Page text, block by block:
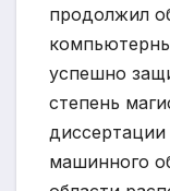
продолжил
успешно
степень
машинного